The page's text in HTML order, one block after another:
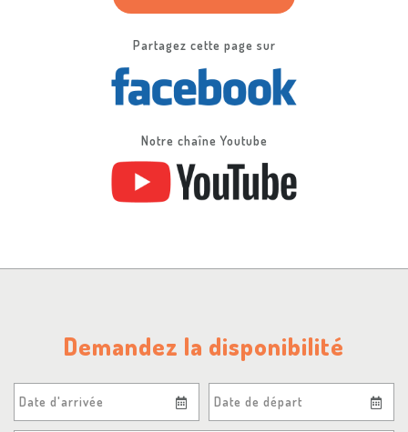
Partagez cette page sur
Notre chaîne Youtube
Demandez la disponibilité
Date d'arrivée Date de départ